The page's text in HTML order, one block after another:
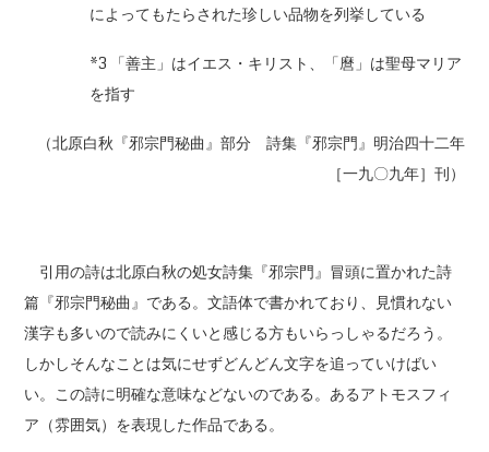
によってもたらされた珍しい品物を列挙している
*3 「善主」はイエス・キリスト、「麿」は聖母マリア
を指す
（北原白秋『邪宗門秘曲』部分 詩集『邪宗門』明治四十二年
［一九〇九年］刊）
引用の詩は北原白秋の処女詩集『邪宗門』冒頭に置かれた詩
篇『邪宗門秘曲』である。文語体で書かれており、見慣れない
漢字も多いので読みにくいと感じる方もいらっしゃるだろう。
しかしそんなことは気にせずどんどん文字を追っていけばい
い。この詩に明確な意味などないのである。あるアトモスフィ
ア（雰囲気）を表現した作品である。